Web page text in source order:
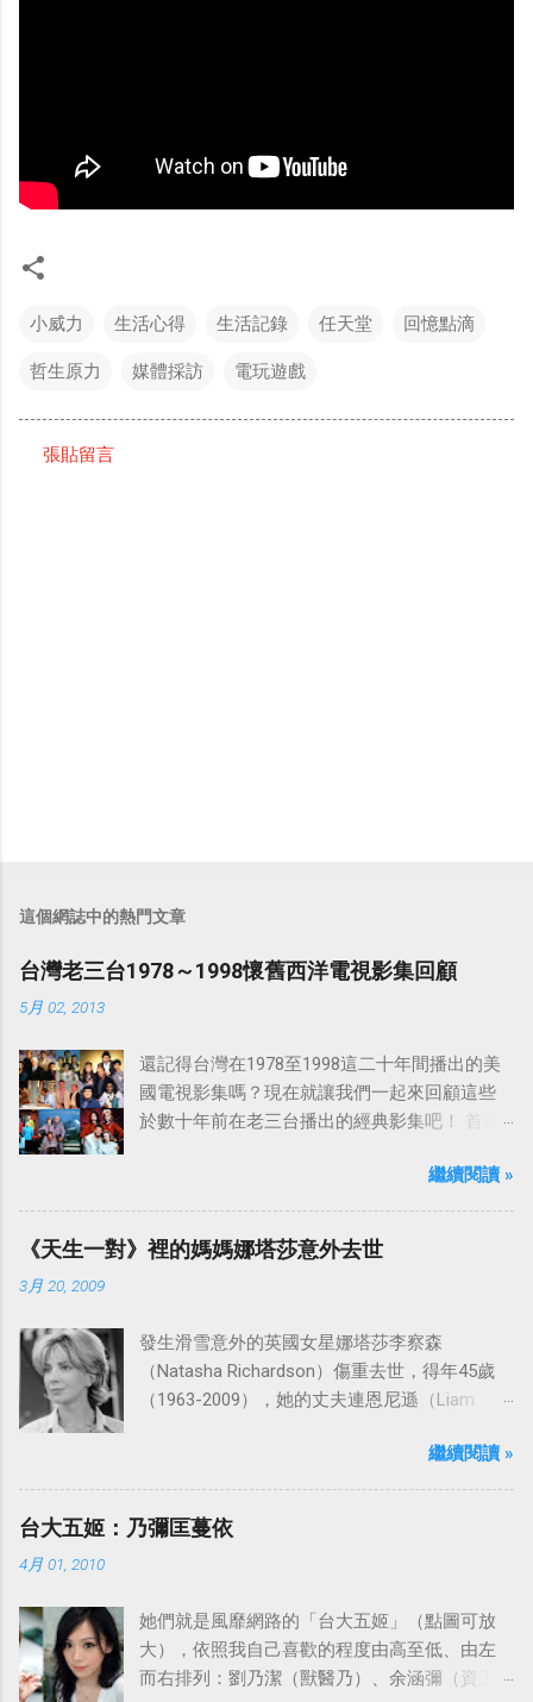
小威力 生活心得 生活記錄 任天堂 回憶點滴
哲生原力 媒體採訪 電玩遊戲
張貼留言
這個網誌中的熱門文章
台灣老三台1978～1998懷舊西洋電視影集回顧
5月 02, 2013
還記得台灣在1978至1998這二十年間播出的美
國電視影集嗎？現在就讓我們一起來回顧這些
於數十年前在老三台播出的經典影集吧！ 首先
「愛之船」（The Love Boat），這部影集最早
是在1977年9月24日至1986年5月24日於美國
ABC頻道首播，共播出了249集。 令人懷念的愛
之船旋律：
繼續閱讀 »
《天生一對》裡的媽媽娜塔莎意外去世
3月 20, 2009
發生滑雪意外的英國女星娜塔莎李察森
（Natasha Richardson）傷重去世，得年45歲
（1963-2009），她的丈夫連恩尼遜（Liam
到傷心，希望外界給他們空間撫平傷痛。繼續閱讀 »
台大五姬：乃彌匡蔓依
4月 01, 2010
她們就是風靡網路的「台大五姬」（點圖可放
大），依照我自己喜歡的程度由高至低、由左
而右排列：劉乃潔（獸醫乃）、余涵彌（資工